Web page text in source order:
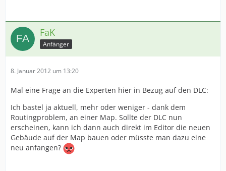
FaK
Anfänger
8. Januar 2012 um 13:20
Mal eine Frage an die Experten hier in Bezug auf den DLC:
Ich bastel ja aktuell, mehr oder weniger - dank dem
Routingproblem, an einer Map. Sollte der DLC nun
erscheinen, kann ich dann auch direkt im Editor die neuen
Gebäude auf der Map bauen oder müsste man dazu eine
neu anfangen?